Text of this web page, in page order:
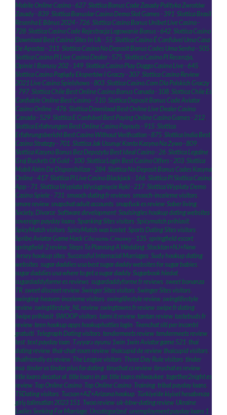
Mobile Online Casino - 627, Slottica Bonus Code Zasady Polityka Zwrotów
Zasady - 839, Slottica Bonuslar Casino Demo Slot Games - 391, Slottica Brasil
Resenha E Bônus 2024 - 726, Slottica Casino Bonus Unibet Live Casino -
728, Slottica Casino Code Rejestracja Logowanie Bonus - 642, Slottica Casino
Download Best Casino Sites In Uk - 55, Slottica Casino É Confiável Uma Casa
De Apostas - 211, Slottica Casino No Deposit Bonus Codes Uma Senha - 505,
Slottica Casino Pl Live Casino Dealer - 575, Slottica Casino Pl Recenzja,
Opinie I Bonusy 202 - 149, Slottica Casino Play Doggo Casino Live - 645,
Slottica Casino Poglądy Ekspertów I Graczy - 307, Slottica Casino Review
2021 Live Casino Spielshows - 803, Slottica Casino.Com Dla Polskich Graczy
- 797, Slottica Chile Best Online Casino Bonus Canada - 108, Slottica Chile Es
Confiable Online Best Casino - 510, Slottica Deposit Bonus Code Aviator
Casino Online - 476, Slottica Download Best Online Live Dealer Casino
Canada - 529, Slottica E Confiável Best Paying Online Casino Games - 212,
Slottica Erfahrungen Best Online Casino Payouts - 915, Slottica
Erfahrungsbericht Best Casino Without Verification - 875, Slottica India Best
Casino Strategy - 701, Slottica Jak Usunąć Konto Kasyno Na Żywo - 809,
Slottica Kasyno Bonus Bez Depozytu Best Ideal Casino - 26, Slottica Legalne
Graj Buckets Of Gold - 100, Slottica Login Best Casino Offers - 203, Slottica
Mobil Além De Disponibilizar - 284, Slottica No Deposit Bonus Codes Kasyna
Online - 417, Slottica Pl Live Casino Blackjack - 166, Slottica Pl Slottica Casino
App - 71, Slottica Wyplata Wyciągnięcie Ręki - 217, Slottica Wyplaty Demo
Casino Spiele - 731, smooch dating fr reviews, smooch-inceleme visitors,
smore review, snapchat adult accounts, snapfuck es review, Sober living,
Society, Divorce, Software development, Soulsingles hookup dating websites,
sovereign payday loans, Spanking Sites visitors, Spicymatch prihlasit,
SpicyMatch visitors, SpicyMatch was kostet, Sports Dating Sites visitors,
Spribe Aviator Game Hack Сделать Ставку - 135, springfield escort,
springfield-2 review, Steps To Planning A Wedding, Stockton+NJ+New
Jersey hookup sites, Successful Interracial Marriages, Sudy hookup dating
websites, sugar daddies usa best sugar daddy websites for sugar babies,
sugar daddies usa where to get a sugar daddy, Sugarbook hledat,
sugardaddyforme es reviews, sugardaddyforme fr reviews, sweet bonanza
TR, sweet discreet review, Swinger Sites visitors, Swinger Sites visitors,
swinging-heaven-inceleme visitors, swinglifestyle review, swinglifestyle
review, swinglifestyle_NL review, swingtowns fr review, swipe fr dating,
Swipe prihlasit, SWOOP visitors, taimi it review, tantan review, tastebuds fr
review, teen hookup apps hookuphotties login, Teenchat siti per incontri
gratuiti, Telegraph Dating visitors, tendermeets review, tendermeets review,
test, text payday loan, Təyyarə oyunu 1win 1win Aviator game 521, thai
dating review, thai-chat-room review, thaicupid de review, thaicupid visitors,
thaifriendly es review, The League visitors, Three Day Rule visitors, tinder
nsa, tinder vs tinder plus for dating, tinychat cs review, tinychat es review,
title loans decatur al, title loans in ga, title loans milwaukee, together2night es
review, Top Online Casino, Top Online Casino, Training, tribal payday loans,
TSDating visitors, Tucson+AZ+Arizona hookup, Türkiye'de kişisel hesabınıza
giriş talimatları 2023 151, Twoo review, uk-bbw-dating review, Ukraine
Ladies Seeking For Marriage, Uncategorized, unemployment payday loans 1